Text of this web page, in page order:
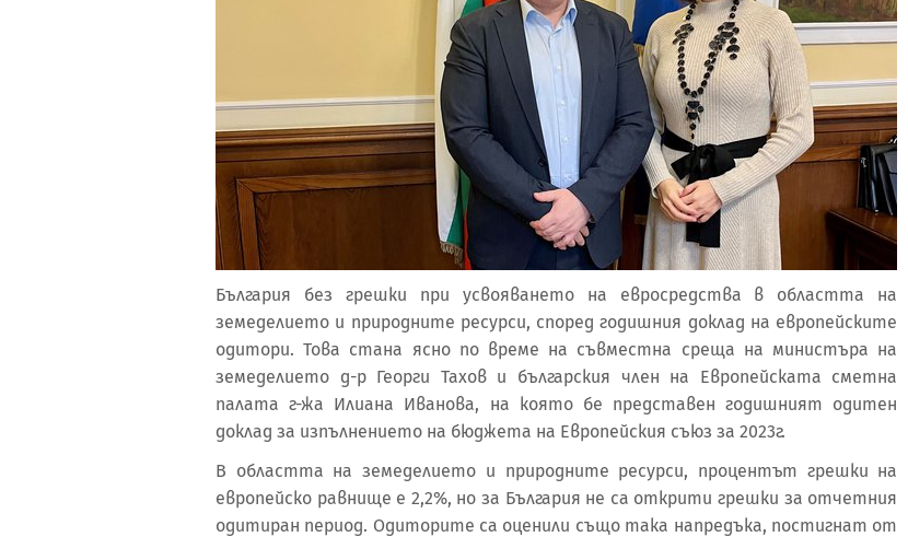
България без грешки при усвояването на евросредства в областта на
земеделието и природните ресурси, според годишния доклад на европейските
одитори. Това стана ясно по време на съвместна среща на министъра на
земеделието д-р Георги Тахов и българския член на Европейската сметна
палата г-жа Илиана Иванова, на която бе представен годишният одитен
доклад за изпълнението на бюджета на Европейския съюз за 2023г.
В областта на земеделието и природните ресурси, процентът грешки на
европейско равнище е 2,2%, но за България не са открити грешки за отчетния
одитиран период. Одиторите са оценили също така напредъка, постигнат от